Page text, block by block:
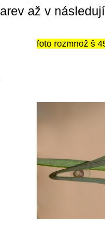
larev až v
foto rozmnož š